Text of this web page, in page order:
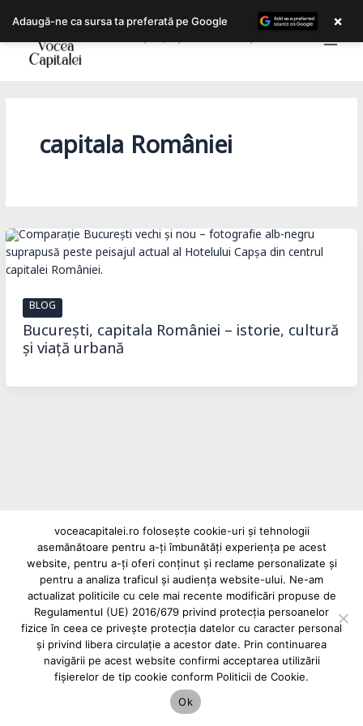
content
Bucureștiul, așa cum îl trăiești!
capitala României
BLOG
București, capitala României – istorie, cultură
și viață urbană
Reclame și advertoriale pe Vocea Capitalei
Powered byINFINITUS ADVERTISING
Adaugă-ne ca sursa ta preferată pe Google ×
voceacapitalei.ro folosește cookie-uri și tehnologii
asemănătoare pentru a-ți îmbunătăți experiența pe acest
website, pentru a-ți oferi conținut și reclame personalizate și
pentru a analiza traficul și audiența website-ului. Ne-am
actualizat politicile cu cele mai recente modificări propuse de
Regulamentul (UE) 2016/679 privind protecția persoanelor
fizice în ceea ce privește protecția datelor cu caracter personal
și privind libera circulație a acestor date. Prin continuarea
navigării pe acest website confirmi acceptarea utilizării
fișierelor de tip cookie conform Politicii de Cookie.
Ok